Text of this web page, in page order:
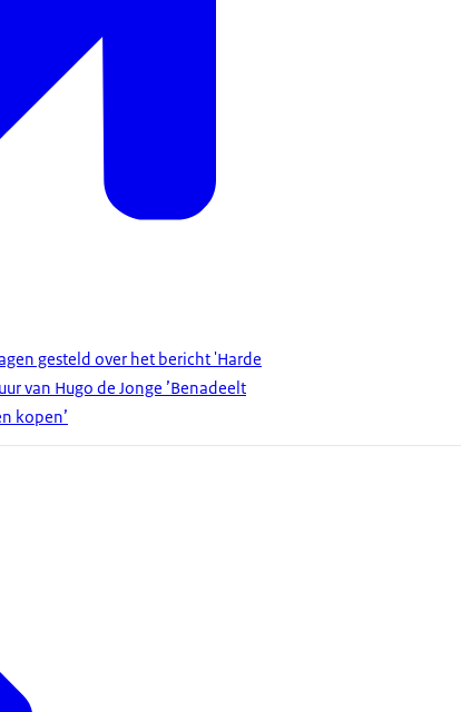
gesteld over het bericht 'Harde
van Hugo de Jonge ’Benadeelt
kopen’